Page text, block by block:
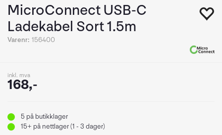
MicroConnect USB-C
Ladekabel Sort 1.5m
Varenr: 156400
inkl. mva
168,-
5 på butikklager
15+ på nettlager (1 - 3 dager)